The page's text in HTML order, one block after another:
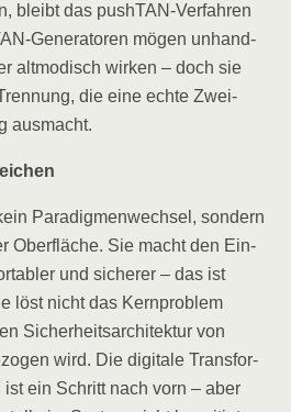
bleibt das pushT­AN-Ver­fah­ren
Gene­ra­to­ren mögen unhand­
alt­mo­disch wir­ken – doch sie
die eine ech­te Zwei-
ausmacht.
Para­dig­men­wech­sel, son­dern
Ober­flä­che. Sie macht den Ein­
und siche­rer – das ist
löst nicht das Kern­pro­blem
Sicher­heits­ar­chi­tek­tur von
wird. Die digi­ta­le Trans­for­
ein Schritt nach vorn – aber